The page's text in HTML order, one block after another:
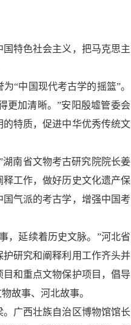
特色社会主义，把马克思主
“中国现代考古学的摇篮”。
更加清晰。”安阳殷墟管委会
特质，促进中华优秀传统文
南省文物考古研究院院长姜
工作，做好历史文化遗产保
气派的考古学，增强中国考
，延续着历史文脉。”河北省
研究和阐释利用工作齐头并
和重点文物保护项目，倡导
故事、河北故事。
广西壮族自治区博物馆馆长